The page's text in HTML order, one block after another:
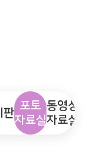
판
포토
자료실
동영상
자료실